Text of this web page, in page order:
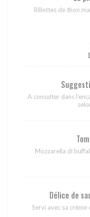
Rillettes de thon
A consulter dans
Mozzarella di
Délice de
Servi avec sa